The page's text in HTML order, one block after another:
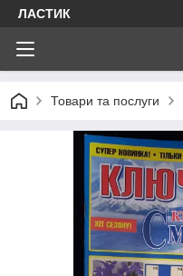
ЛАСТИК
Товари та послуги